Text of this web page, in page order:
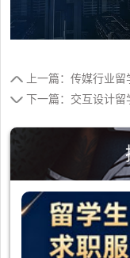
上一篇：传媒行业留
下一篇：交互设计